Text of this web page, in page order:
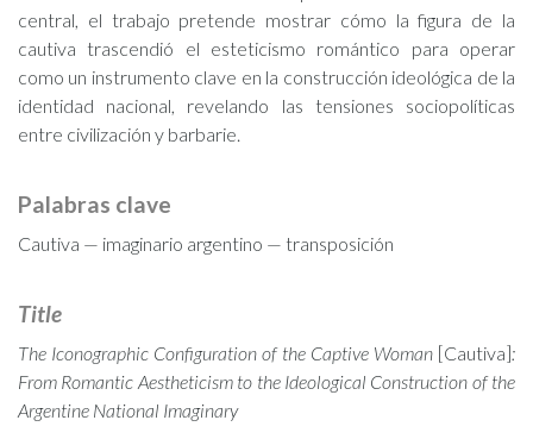
central, el trabajo pretende mostrar cómo la figura de la
cautiva trascendió el esteticismo romántico para operar
como un instrumento clave en la construcción ideológica de la
identidad nacional, revelando las tensiones sociopolíticas
entre civilización y barbarie.
Palabras clave
Cautiva — imaginario argentino — transposición
Title
The Iconographic Configuration of the Captive Woman [Cautiva]:
From Romantic Aestheticism to the Ideological Construction of the
Argentine National Imaginary